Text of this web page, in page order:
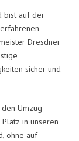
bist auf der
Dresdner
sicher und
Umzug
in unseren
ohne auf